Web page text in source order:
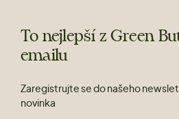
To nejlepší z Green
emailu
Zaregistrujte se do našeho
novinka